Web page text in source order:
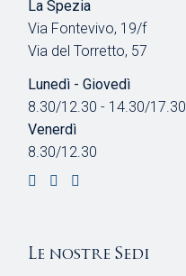
T
I
La Spezia
Via Fontevivo, 19/f
Via del Torretto, 57
Lunedì - Giovedì
8.30/12.30 - 14.30/17.30
Venerdì
8.30/12.30
Le nostre Sedi